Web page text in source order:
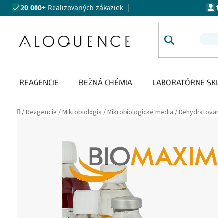
Prejsť na obsah
20 000+ Realizovaných zákaziek
REAGENCIE BEŽNÁ CHÉMIA LABORATÓRNE
Domov
/Reagencie /Mikrobiologia /Mikrobiologické média /